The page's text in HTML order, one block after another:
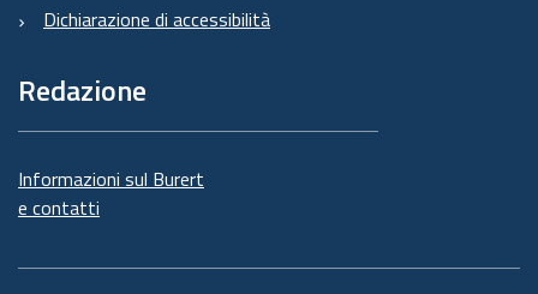
Dichiarazione di accessibilità
Redazione
Informazioni sul Burert
e contatti